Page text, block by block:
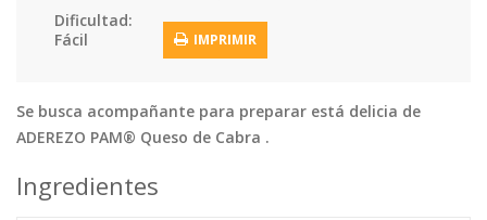
Tortas Vegetales
Vegetarian…
Tips y Trucos
Entrar / Registrarse
Dificultad:
Fácil
IMPRIMIR
Se busca acompañante para preparar está delicia de
ADEREZO PAM® Queso de Cabra .
Ingredientes